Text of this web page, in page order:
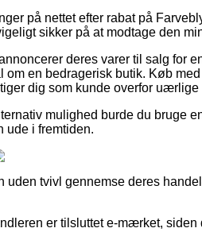
på nettet efter rabat på
sikker på at modtage den
deres varer til salg for
en bedragerisk butik. Køb
dig som kunde overfor uærlige
mulighed burde du bruge
ude i fremtiden.
uden tvivl gennemse deres
er tilsluttet e-mærket,